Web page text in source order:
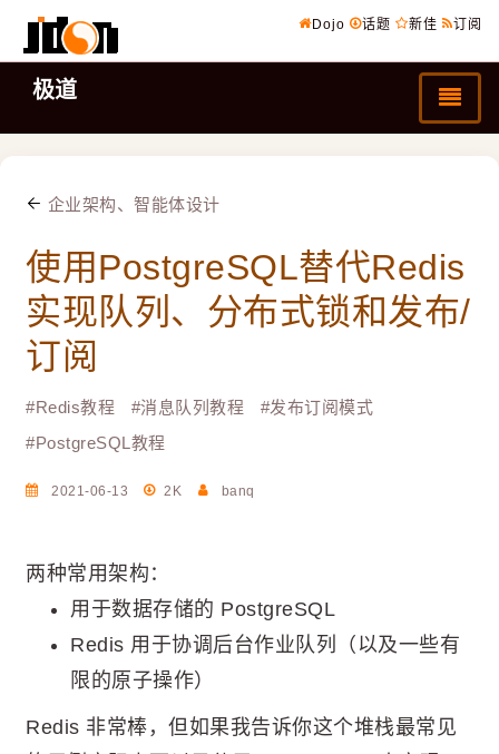
Dojo 话题 新佳 订阅
极道
企业架构、智能体设计
使用PostgreSQL替代Redis
实现队列、分布式锁和发布/
订阅
#Redis教程 #消息队列教程 #发布订阅模式
#PostgreSQL教程
2021-06-13 2K banq
两种常用架构：
用于数据存储的 PostgreSQL
Redis 用于协调后台作业队列（以及一些有
限的原子操作）
Redis 非常棒，但如果我告诉你这个堆栈最常见